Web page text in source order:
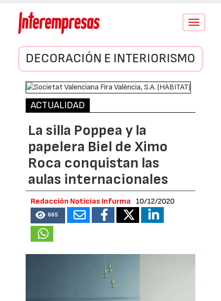
Conmutar
DECORACIÓN E INTERIORISMO
ACTUALIDAD
La silla Poppea y la
papelera Biel de Ximo
Roca conquistan las
aulas internacionales
Redacción Noticias Infurma 10/12/2020
665